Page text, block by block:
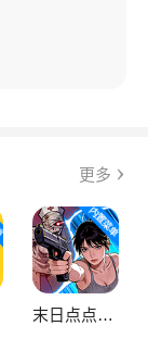
更多
末日点点（辅助菜单）